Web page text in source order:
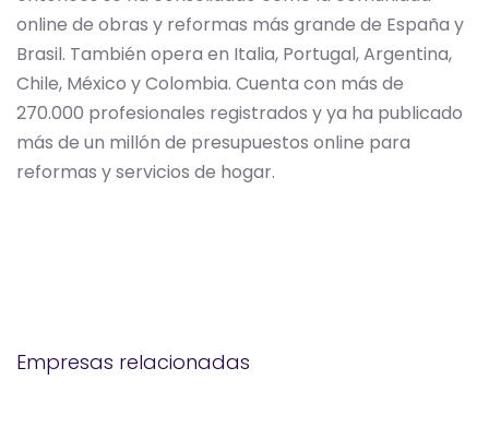
online de obras y reformas más grande de España y
Brasil. También opera en Italia, Portugal, Argentina,
Chile, México y Colombia. Cuenta con más de
270.000 profesionales registrados y ya ha publicado
más de un millón de presupuestos online para
reformas y servicios de hogar.
Empresas relacionadas